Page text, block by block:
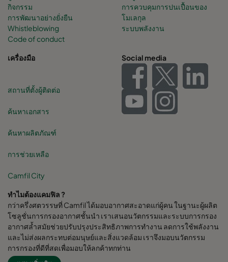
กิจกรรม
การพัฒนาอย่างยั่งยืน
Whistleblowing
Code of conduct
การควบคุมการปนเปื้อนของ
โมเลกุล
ระบบพลังงาน
เครื่องมือ
สถานที่ตั้งผู้ติดต่อ
ค้นหาเอกสาร
ค้นหาผลิตภัณฑ์
การช่วยเหลือ
Camfil City
Social media
ทำไมต้องแคมฟิล ?
กว่าครึ่งศตวรรษที่ Camfil ได้มอบอากาศสะอาดแก่ผู้คน ในฐานะผู้ผลิต
โซลูชั่นการกรองอากาศชั้นนำ เราเสนอนวัตกรรมและระบบการกรอง
อากาศล้ำสมัยช่วยปรับปรุงประสิทธิภาพการทำงาน ลดการใช้พลังงาน
และไม่ส่งผลกระทบต่อมนุษย์และสิ่งแวดล้อม เราจึงมอบนวัตกรรม
การกรองที่ดีที่สุดเพื่อมอบให้ลูกค้าทุกท่าน